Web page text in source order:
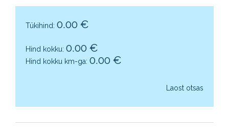
Tükihind: 0.00 €
Hind kokku: 0.00 €
Hind kokku km-ga: 0.00 €
Laost otsas